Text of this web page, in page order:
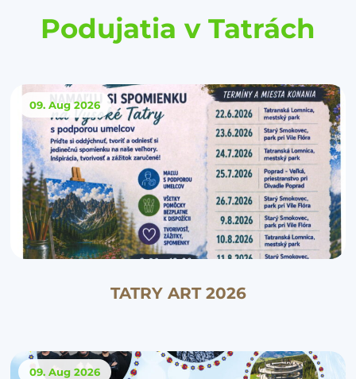
Podujatia v Tatrách
09. Aug 2026
TATRY ART 2026
09. Aug 2026